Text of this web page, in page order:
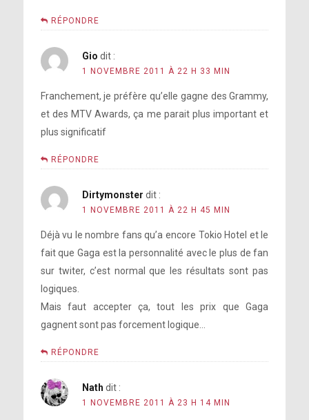
RÉPONDRE
Gio dit :
1 NOVEMBRE 2011 À 22 H 33 MIN
Franchement, je préfère qu’elle gagne des Grammy,
et des MTV Awards, ça me parait plus important et
plus significatif
RÉPONDRE
Dirtymonster dit :
1 NOVEMBRE 2011 À 22 H 45 MIN
Déjà vu le nombre fans qu’a encore Tokio Hotel et le
fait que Gaga est la personnalité avec le plus de fan
sur twiter, c’est normal que les résultats sont pas
logiques.
Mais faut accepter ça, tout les prix que Gaga
gagnent sont pas forcement logique…
RÉPONDRE
Nath dit :
1 NOVEMBRE 2011 À 23 H 14 MIN